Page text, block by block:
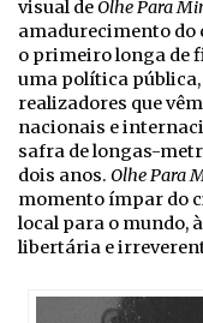
visual deOlhe Para
amadurecimento do
o primeiro longa de
uma política
realizadores que
nacionais e
safra de longas-
dois anos. Olhe Para
momento ímpar do
local para o mundo,
libertária e